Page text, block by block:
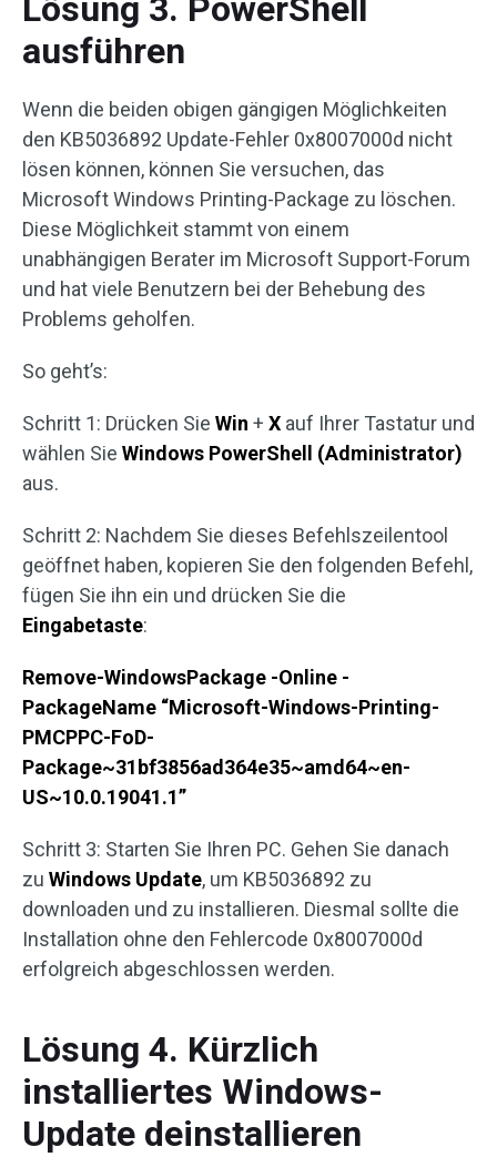
Lösung 3. PowerShell
ausführen
Wenn die beiden obigen gängigen Möglichkeiten
den KB5036892 Update-Fehler 0x8007000d nicht
lösen können, können Sie versuchen, das
Microsoft Windows Printing-Package zu löschen.
Diese Möglichkeit stammt von einem
unabhängigen Berater im Microsoft Support-Forum
und hat viele Benutzern bei der Behebung des
Problems geholfen.
So geht’s:
Schritt 1: Drücken Sie Win + X auf Ihrer Tastatur und
wählen Sie Windows PowerShell (Administrator)
aus.
Schritt 2: Nachdem Sie dieses Befehlszeilentool
geöffnet haben, kopieren Sie den folgenden Befehl,
fügen Sie ihn ein und drücken Sie die
Eingabetaste:
Remove-WindowsPackage -Online -
PackageName “Microsoft-Windows-Printing-
PMCPPC-FoD-
Package~31bf3856ad364e35~amd64~en-
US~10.0.19041.1”
Schritt 3: Starten Sie Ihren PC. Gehen Sie danach
zu Windows Update, um KB5036892 zu
downloaden und zu installieren. Diesmal sollte die
Installation ohne den Fehlercode 0x8007000d
erfolgreich abgeschlossen werden.
Lösung 4. Kürzlich
installiertes Windows-
Update deinstallieren